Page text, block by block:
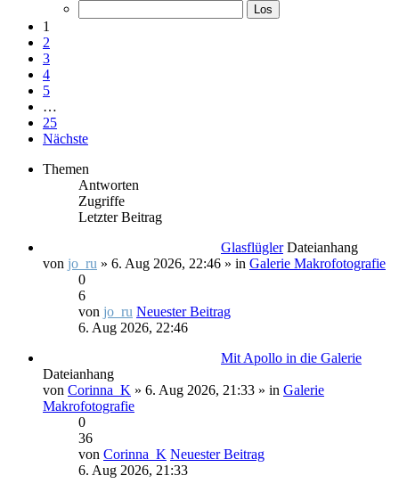
1
2
3
4
5
…
25
Nächste
Themen
Antworten
Zugriffe
Letzter Beitrag
Glasflügler Dateianhang
von jo_ru » 6. Aug 2026, 22:46 » in Galerie Makrofotografie
0
6
von jo_ru Neuester Beitrag
6. Aug 2026, 22:46
Mit Apollo in die Galerie
Dateianhang
von Corinna_K » 6. Aug 2026, 21:33 » in Galerie
Makrofotografie
0
36
von Corinna_K Neuester Beitrag
6. Aug 2026, 21:33